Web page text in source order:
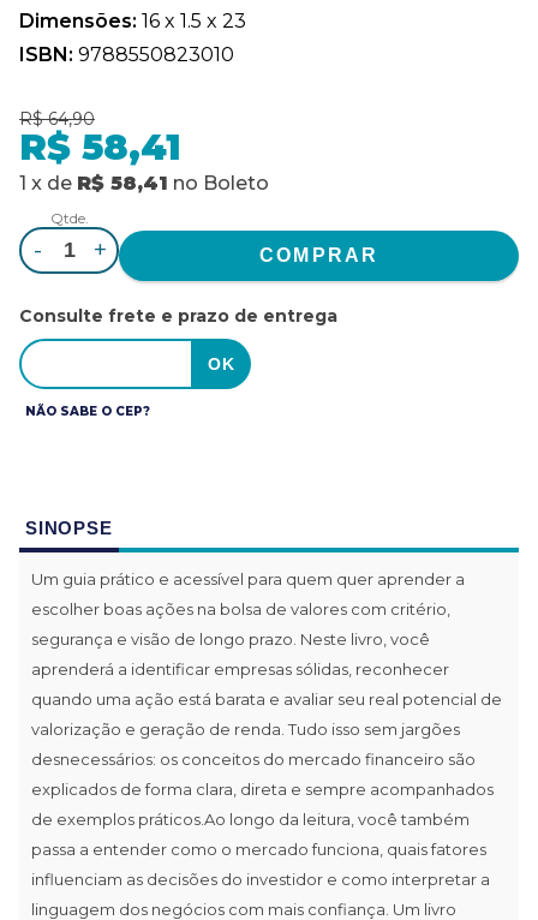
Dimensões: 16 x 1.5 x 23
ISBN: 9788550823010
R$ 64,90
R$ 58,41
1 x de R$ 58,41 no Boleto
Qtde.
- +
Consulte frete e prazo de entrega
NÃO SABE O CEP?
SINOPSE
Um guia prático e acessível para quem quer aprender a
escolher boas ações na bolsa de valores com critério,
segurança e visão de longo prazo. Neste livro, você
aprenderá a identificar empresas sólidas, reconhecer
quando uma ação está barata e avaliar seu real potencial de
valorização e geração de renda. Tudo isso sem jargões
desnecessários: os conceitos do mercado financeiro são
explicados de forma clara, direta e sempre acompanhados
de exemplos práticos.Ao longo da leitura, você também
passa a entender como o mercado funciona, quais fatores
influenciam as decisões do investidor e como interpretar a
linguagem dos negócios com mais confiança. Um livro